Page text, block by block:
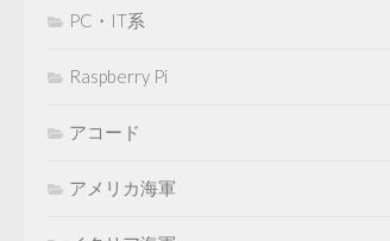
PC・IT系
Raspberry Pi
アコード
アメリカ海軍